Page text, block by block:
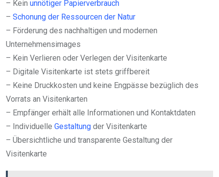
– Kein unnötiger Papierverbrauch
– Schonung der Ressourcen der Natur
– Förderung des nachhaltigen und modernen
Unternehmensimages
– Kein Verlieren oder Verlegen der Visitenkarte
– Digitale Visitenkarte ist stets griffbereit
– Keine Druckkosten und keine Engpässe bezüglich des
Vorrats an Visitenkarten
– Empfänger erhält alle Informationen und Kontaktdaten
– Individuelle Gestaltung der Visitenkarte
– Übersichtliche und transparente Gestaltung der
Visitenkarte